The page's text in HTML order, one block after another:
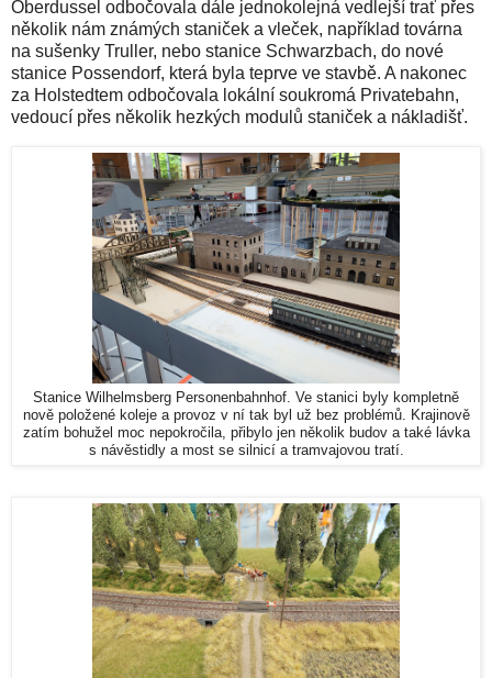
Oberdussel odbočovala dále jednokolejná vedlejší trať přes
několik nám známých staniček a vleček, například továrna
na sušenky Truller, nebo stanice Schwarzbach, do nové
stanice Possendorf, která byla teprve ve stavbě. A nakonec
za Holstedtem odbočovala lokální soukromá Privatebahn,
vedoucí přes několik hezkých modulů staniček a nákladišť.
Stanice Wilhelmsberg Personenbahnhof. Ve stanici byly kompletně
nově položené koleje a provoz v ní tak byl už bez problémů. Krajinově
zatím bohužel moc nepokročila, přibylo jen několik budov a také lávka
s návěstidly a most se silnicí a tramvajovou tratí.